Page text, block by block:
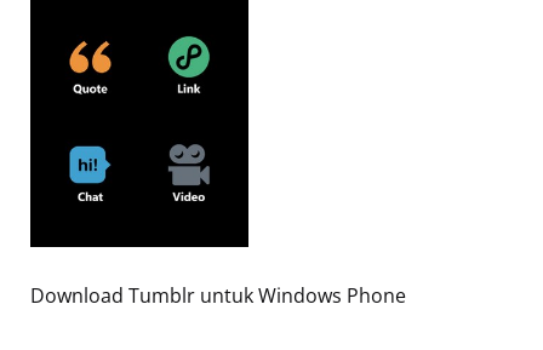
Download Tumblr untuk Windows Phone